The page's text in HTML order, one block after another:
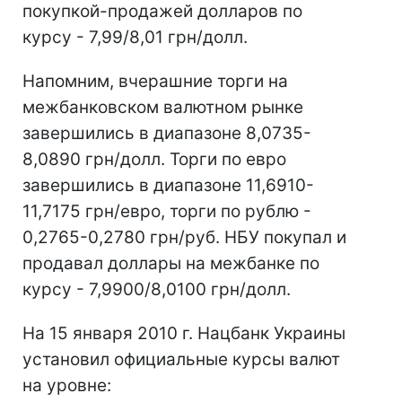
покупкой-продажей долларов по
курсу - 7,99/8,01 грн/долл.
Напомним, вчерашние торги на
межбанковском валютном рынке
завершились в диапазоне 8,0735-
8,0890 грн/долл. Торги по евро
завершились в диапазоне 11,6910-
11,7175 грн/евро, торги по рублю -
0,2765-0,2780 грн/руб. НБУ покупал и
продавал доллары на межбанке по
курсу - 7,9900/8,0100 грн/долл.
На 15 января 2010 г. Нацбанк Украины
установил официальные курсы валют
на уровне: